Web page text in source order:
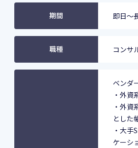
期間 即日～
職種 コンサ
ベンダ
・外資
・外資
とした
・大手
ケーシ